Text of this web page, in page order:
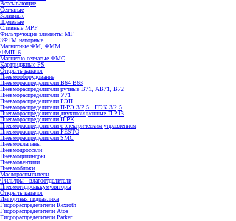
Всасывающие
Сетчатые
Заливные
Щелевые
Сливные MPF
Фильтрующие элементы MF
ЗФГМ напорные
Магнитные ФМ, ФММ
ФМП16
Магнитно-сетчатые ФМС
Картриджные PS
Открыть каталог
Пневмооборудование
Пневмораспределители В64 В63
Пневмораспределители ручные В71, АВ71, В72
Пневмораспределители У71
Пневмораспределители РЭП
Пневмораспределители П-РЭ 3/2,5...ПЭК 3/2,5
Пневмораспределители двухпозиционные П-Р13
Пневмораспределители П-РК
Пневмораспределители с электрическим управлением
Пневмораспределители FESTO
Пневмораспределители SMC
Пневмоклапаны
Пневмодроссели
Пневмоцилиндры
Пневмовентили
Пневмоблоки
Маслораспылители
Фильтры - влагоотделители
Пневмогидроаккумуляторы
Открыть каталог
Импортная гидравлика
Гидрораспределители Rexroth
Гидрораспределители Atos
Гидрораспределители Parker